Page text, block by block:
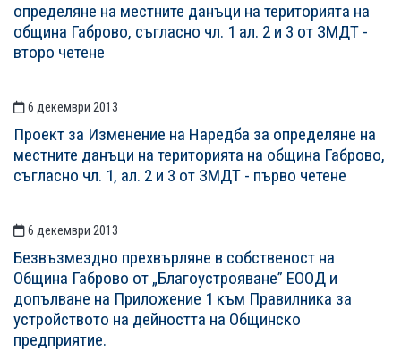
определяне на местните данъци на територията на
община Габрово, съгласно чл. 1 ал. 2 и 3 от ЗМДТ -
второ четене
6 декември 2013
Проект за Изменение на Наредба за определяне на
местните данъци на територията на община Габрово,
съгласно чл. 1, ал. 2 и 3 от ЗМДТ - първо четене
6 декември 2013
Безвъзмездно прехвърляне в собственост на
Община Габрово от „Благоустрояване” ЕООД и
допълване на Приложение 1 към Правилника за
устройството на дейността на Общинско
предприятие.